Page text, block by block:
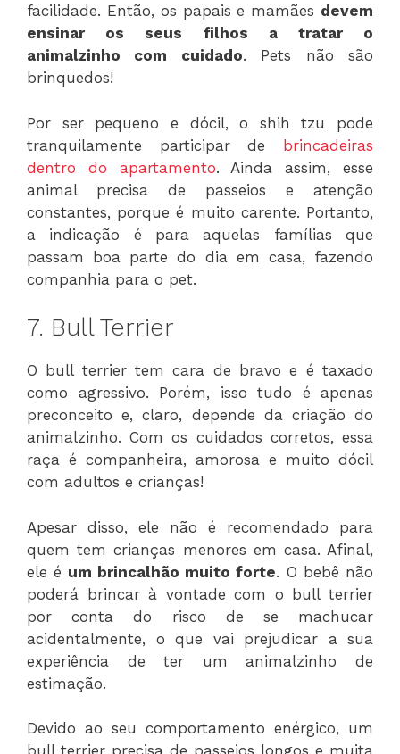
facilidade. Então, os papais e mamães devem
ensinar os seus filhos a tratar o
animalzinho com cuidado. Pets não são
brinquedos!
Por ser pequeno e dócil, o shih tzu pode
tranquilamente participar de brincadeiras
dentro do apartamento. Ainda assim, esse
animal precisa de passeios e atenção
constantes, porque é muito carente. Portanto,
a indicação é para aquelas famílias que
passam boa parte do dia em casa, fazendo
companhia para o pet.
7. Bull Terrier
O bull terrier tem cara de bravo e é taxado
como agressivo. Porém, isso tudo é apenas
preconceito e, claro, depende da criação do
animalzinho. Com os cuidados corretos, essa
raça é companheira, amorosa e muito dócil
com adultos e crianças!
Apesar disso, ele não é recomendado para
quem tem crianças menores em casa. Afinal,
ele é um brincalhão muito forte. O bebê não
poderá brincar à vontade com o bull terrier
por conta do risco de se machucar
acidentalmente, o que vai prejudicar a sua
experiência de ter um animalzinho de
estimação.
Devido ao seu comportamento enérgico, um